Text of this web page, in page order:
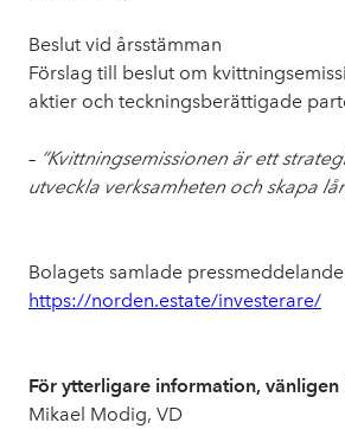
Beslut vid årsstämman
Förslag till beslut om
aktier och teckningsberättigade
– “Kvittningsemissionen är ett
utveckla verksamheten och skapa
Bolagets samlade
https://norden.estate/investerare/
För ytterligare information,
Mikael Modig, VD